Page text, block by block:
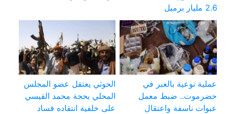
2.6 مليار برميل
عملية نوعية بالعبر في
حضرموت.. ضبط معمل
عبوات ناسفة واعتقال
الحوثي يعتقل عضو المجلس
المحلي بحجة محمد القيسي
على خلفية انتقاده فساد